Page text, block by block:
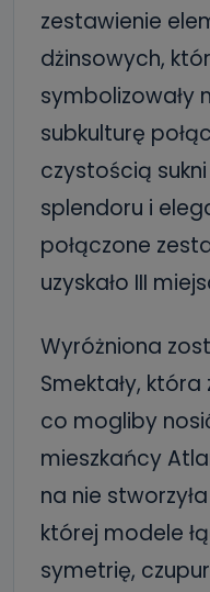
zestawienie
dżinsowych,
symbolizowały
subkulturę
czystością
splendoru i
połączone
uzyskało III
Wyróżniona
Smektały,
co mogliby
mieszkańcy
na nie
której modele
symetrię,